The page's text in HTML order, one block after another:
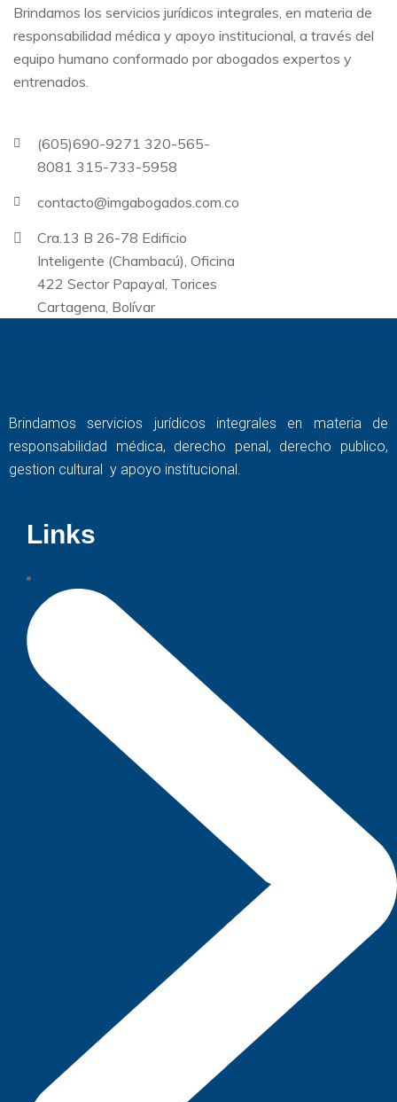
Brindamos los servicios jurídicos integrales, en materia de
responsabilidad médica y apoyo institucional, a través del
equipo humano conformado por abogados expertos y
entrenados.
(605)690-9271 320-565-
8081 315-733-5958
contacto@imgabogados.com.co
Cra.13 B 26-78 Edificio
Inteligente (Chambacú), Oficina
422 Sector Papayal, Torices
Cartagena, Bolívar
Brindamos servicios jurídicos integrales en materia de
responsabilidad médica, derecho penal, derecho publico,
gestion cultural y apoyo institucional.
Links